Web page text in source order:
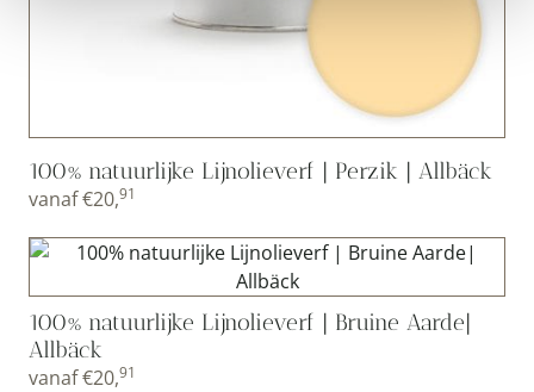
100% natuurlijke Lijnolieverf | Perzik | Allbäck
vanaf€20,91
100% natuurlijke Lijnolieverf | Bruine Aarde|
Allbäck
vanaf€20,91